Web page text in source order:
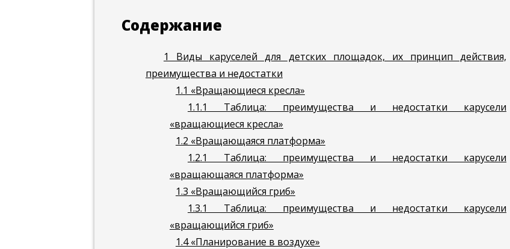
Содержание
1
Виды каруселей для детских площадок, их принцип действия,
преимущества и недостатки
1.1 «Вращающиеся кресла»
1.1.1
Таблица: преимущества и недостатки карусели
«вращающиеся кресла»
1.2 «Вращающаяся платформа»
1.2.1
Таблица: преимущества и недостатки карусели
«вращающаяся платформа»
1.3 «Вращающийся гриб»
1.3.1
Таблица: преимущества и недостатки карусели
«вращающийся гриб»
1.4«Планирование в воздухе»